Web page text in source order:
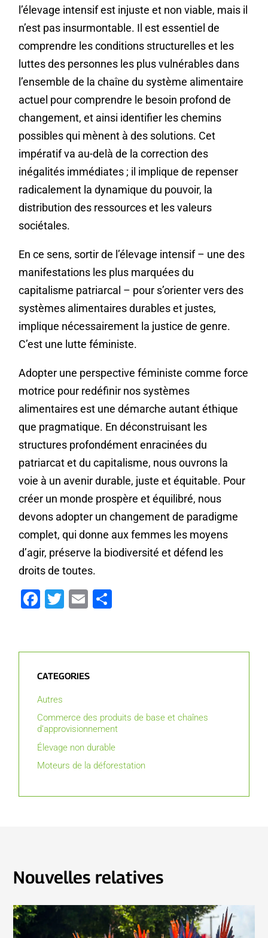
l’élevage intensif est injuste et non viable, mais il
n’est pas insurmontable. Il est essentiel de
comprendre les conditions structurelles et les
luttes des personnes les plus vulnérables dans
l’ensemble de la chaîne du système alimentaire
actuel pour comprendre le besoin profond de
changement, et ainsi identifier les chemins
possibles qui mènent à des solutions. Cet
impératif va au-delà de la correction des
inégalités immédiates ; il implique de repenser
radicalement la dynamique du pouvoir, la
distribution des ressources et les valeurs
sociétales.
En ce sens, sortir de l’élevage intensif – une des
manifestations les plus marquées du
capitalisme patriarcal – pour s’orienter vers des
systèmes alimentaires durables et justes,
implique nécessairement la justice de genre.
C’est une lutte féministe.
Adopter une perspective féministe comme force
motrice pour redéfinir nos systèmes
alimentaires est une démarche autant éthique
que pragmatique. En déconstruisant les
structures profondément enracinées du
patriarcat et du capitalisme, nous ouvrons la
voie à un avenir durable, juste et équitable. Pour
créer un monde prospère et équilibré, nous
devons adopter un changement de paradigme
complet, qui donne aux femmes les moyens
d’agir, préserve la biodiversité et défend les
droits de toutes.
Facebook
Twitter
Email
CATEGORIES
Autres
Commerce des produits de base et chaînes
d’approvisionnement
Élevage non durable
Moteurs de la déforestation
Nouvelles relatives